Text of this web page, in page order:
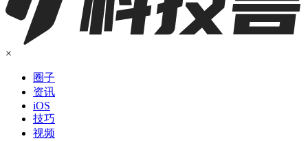
×
圈子
资讯
iOS
技巧
视频